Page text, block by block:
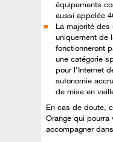
équipements
aussi appelée
La majorité
uniquement de
fonctionneront
une catégorie
pour l’Internet
autonomie
de mise en
En cas de doute,
Orange qui pourra
accompagner